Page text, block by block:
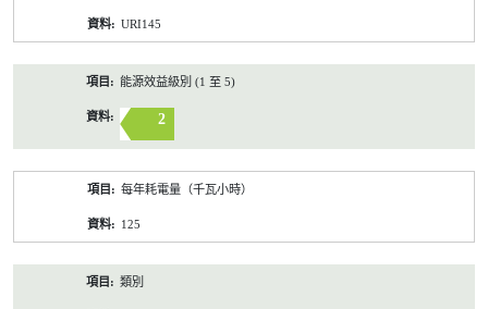
URI145
能源效益級別 (1 至 5)
2
每年耗電量（千瓦小時）
125
類別